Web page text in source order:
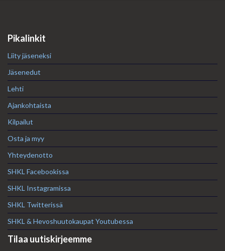
Pikalinkit
Liity jäseneksi
Jäsenedut
Lehti
Ajankohtaista
Kilpailut
Osta ja myy
Yhteydenotto
SHKL Facebookissa
SHKL Instagramissa
SHKL Twitterissä
SHKL & Hevoshuutokaupat Youtubessa
Tilaa uutiskirjeemme